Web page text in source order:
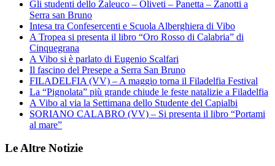
Gli studenti dello Zaleuco – Oliveti – Panetta – Zanotti a
Serra san Bruno
Intesa tra Confesercenti e Scuola Alberghiera di Vibo
A Tropea si presenta il libro “Oro Rosso di Calabria” di
Cinquegrana
A Vibo si è parlato di Eugenio Scalfari
Il fascino del Presepe a Serra San Bruno
FILADELFIA (VV) – A maggio torna il Filadelfia Festival
La “Pignolata” più grande chiude le feste natalizie a Filadelfia
A Vibo al via la Settimana dello Studente del Capialbi
SORIANO CALABRO (VV) – Si presenta il libro “Portami
al mare”
Le Altre Notizie